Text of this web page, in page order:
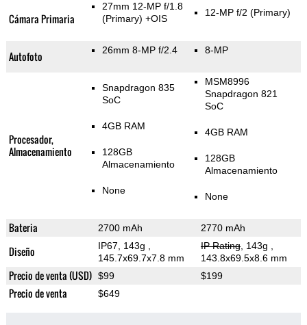
Cámara Primaria
27mm 12-MP f/1.8
(Primary) +OIS
12-MP f/2 (Primary)
Autofoto 26mm 8-MP f/2.4 8-MP
Procesador,
Almacenamiento
Snapdragon 835
SoC
4GB RAM
128GB
Almacenamiento
None
MSM8996
Snapdragon 821
SoC
4GB RAM
128GB
Almacenamiento
None
Bateria 2700 mAh 2770 mAh
Diseño IP67, 143g
145.7x69.7x7.8 mm
IP Rating, 143g
143.8x69.5x8.6 mm
Precio de venta (USD) $99 $199
Precio de venta $649